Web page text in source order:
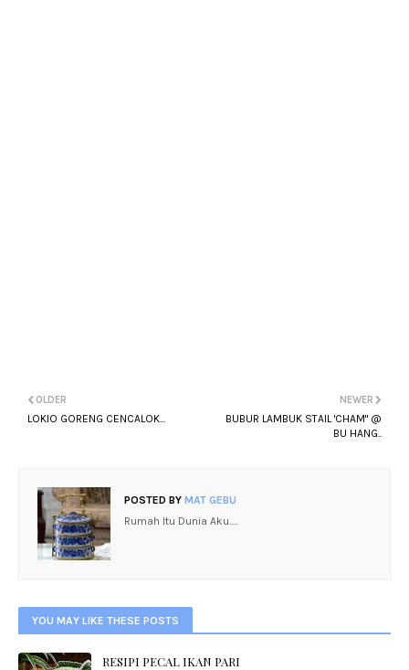
NEWER
BUBUR LAMBUK STAIL 'CHAM" @
BU HANG..
OLDER
LOKIO GORENG CENCALOK...
POSTED BY MAT GEBU
Rumah Itu Dunia Aku.....
YOU MAY LIKE THESE POSTS
RESIPI PECAL IKAN PARI